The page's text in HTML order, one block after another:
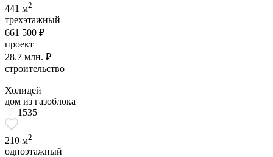
441 м2
трехэтажный
661 500 ₽
проект
28.7 млн. ₽
строительство
Холидей
дом из газоблока
1535
210 м2
одноэтажный